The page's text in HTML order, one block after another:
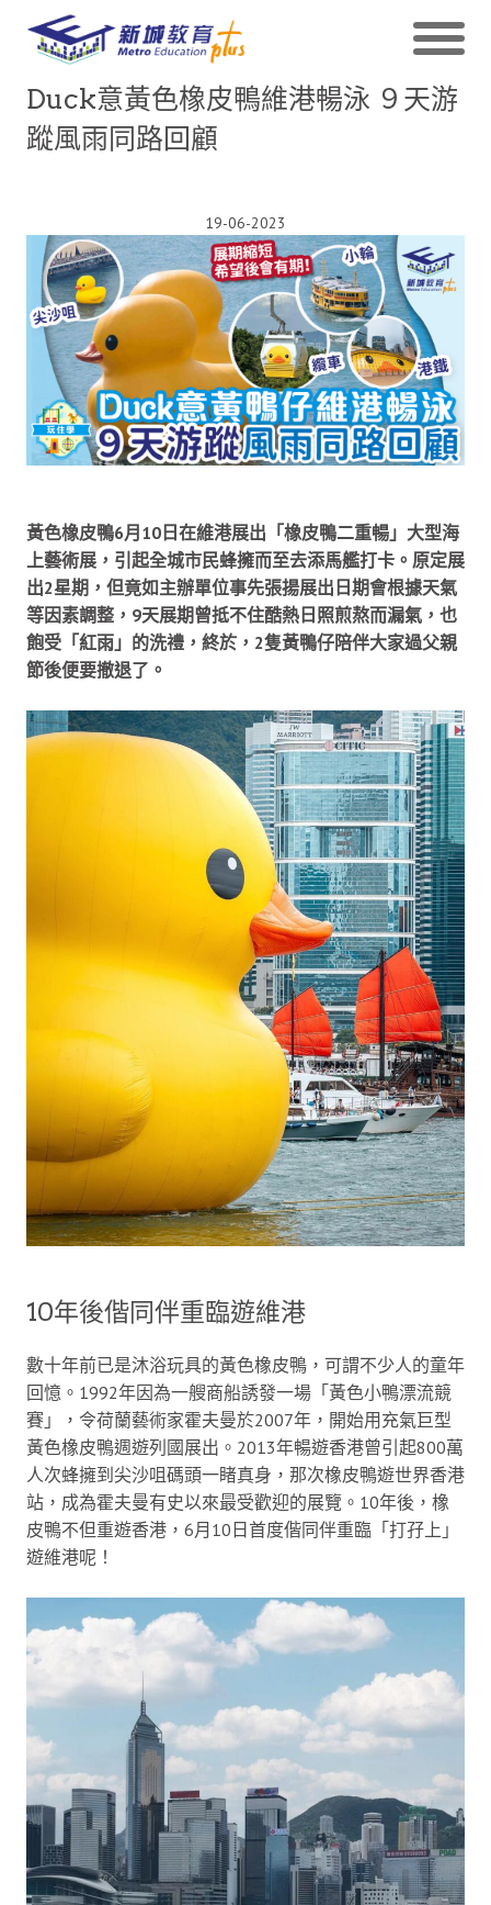
Duck意黃色橡皮鴨維港暢泳 ９天游
蹤風雨同路回顧
19-06-2023
黃色橡皮鴨6月10日在維港展出「橡皮鴨二重暢」大型海
上藝術展，引起全城市民蜂擁而至去添馬艦打卡。原定展
出2星期，但竟如主辦單位事先張揚展出日期會根據天氣
等因素調整，9天展期曾抵不住酷熱日照煎熬而漏氣，也
飽受「紅雨」的洗禮，終於，2隻黃鴨仔陪伴大家過父親
節後便要撤退了。
10年後偕同伴重臨遊維港
數十年前已是沐浴玩具的黃色橡皮鴨，可謂不少人的童年
回憶。1992年因為一艘商船誘發一場「黃色小鴨漂流競
賽」，令荷蘭藝術家霍夫曼於2007年，開始用充氣巨型
黃色橡皮鴨週遊列國展出。2013年暢遊香港曾引起800萬
人次蜂擁到尖沙咀碼頭一睹真身，那次橡皮鴨遊世界香港
站，成為霍夫曼有史以來最受歡迎的展覽。10年後，橡
皮鴨不但重遊香港，6月10日首度偕同伴重臨「打孖上」
遊維港呢！